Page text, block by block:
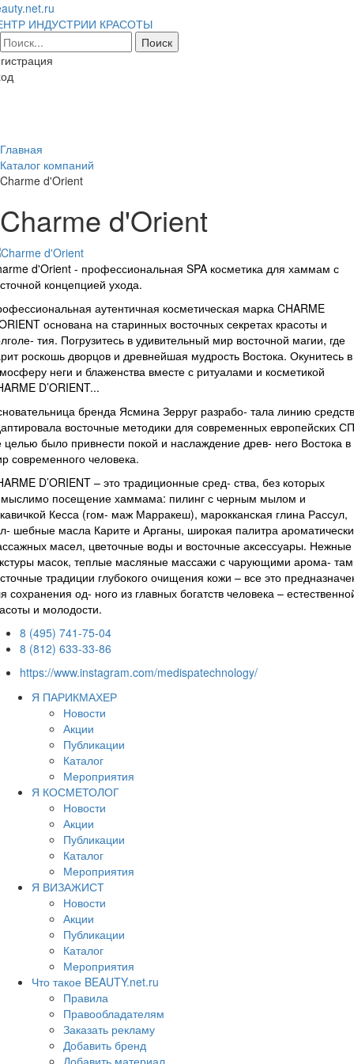
ИНДУСТРИИ КРАСОТЫ
Главная
Каталог компаний
Charme d'Orient
Charme d'Orient
d'Orient - профессиональная SPA косметика для хаммам с
концепцией ухода.
аутентичная косметическая марка CHARME
основана на старинных восточных секретах красоты и
тия. Погрузитесь в удивительный мир восточной магии, где
роскошь дворцов и древнейшая мудрость Востока. Окунитесь в
неги и блаженства вместе с ритуалами и косметикой
D’ORIENT...
бренда Ясмина Зерруг разрабо- тала линию
восточные методики для современных европейских
целью было привнести покой и наслаждение древ- него Востока в
современного человека.
D’ORIENT – это традиционные сред- ства, без которых
посещение хаммама: пилинг с черным мылом и
Кесса (гом- маж Марракеш), марокканская глина Рассул,
шебные масла Карите и Арганы, широкая палитра
масел, цветочные воды и восточные аксессуары. Нежные
масок, теплые масляные массажи с чарующими арома-
традиции глубокого очищения кожи – все это
сохранения од- ного из главных богатств человека –
и молодости.
8 (495) 741-75-04
8 (812) 633-33-86
https://www.instagram.com/medispatechnology/
Я ПАРИКМАХЕР
Новости
Акции
Публикации
Каталог
Мероприятия
Я КОСМЕТОЛОГ
Новости
Акции
Публикации
Каталог
Мероприятия
Я ВИЗАЖИСТ
Новости
Акции
Публикации
Каталог
Мероприятия
Что такое BEAUTY.net.ru
Правила
Правообладателям
Заказать рекламу
Добавить бренд